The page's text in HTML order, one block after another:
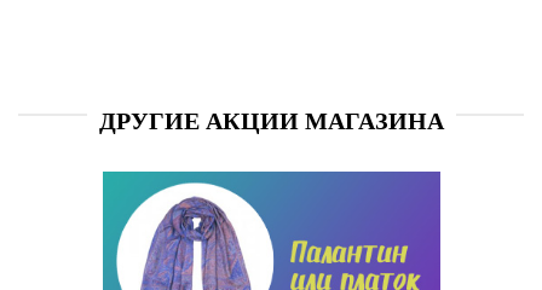
ДРУГИЕ АКЦИИ МАГАЗИНА